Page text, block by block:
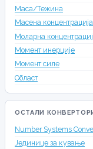
Маса/Тежина
Масена концентрација
Моларна
Момент инерције
Момент силе
Област
ОСТАЛИ
Number Systems
Јединице за кување